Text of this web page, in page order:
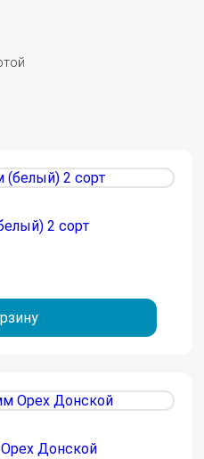
2 сорт
Донской